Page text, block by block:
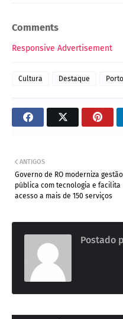
Comments
Responsive Advertisement
Cultura Destaque
ANTIGOS
Governo de RO moderniza gestão
pública com tecnologia e facilita
acesso a mais de 150 serviços
Postado